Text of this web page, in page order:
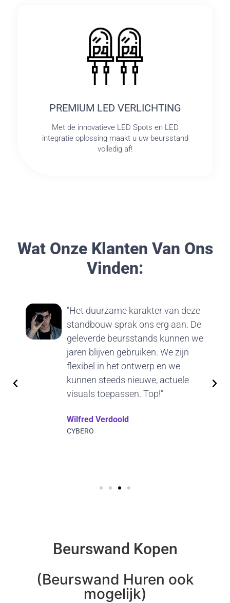
PREMIUM LED VERLICHTING
Met de innovatieve LED Spots en LED
integratie oplossing maakt u uw beursstand
volledig af!
Wat Onze Klanten Van Ons
Vinden:
"Het duurzame karakter van deze
standbouw sprak ons erg aan. De
geleverde beursstands kunnen we
jaren blijven gebruiken. We zijn
flexibel in het ontwerp en we
kunnen steeds nieuwe, actuele
visuals toepassen. Top!"
Wilfred Verdoold
CYBERO
Beurswand Kopen
(Beurswand Huren ook
mogelijk)